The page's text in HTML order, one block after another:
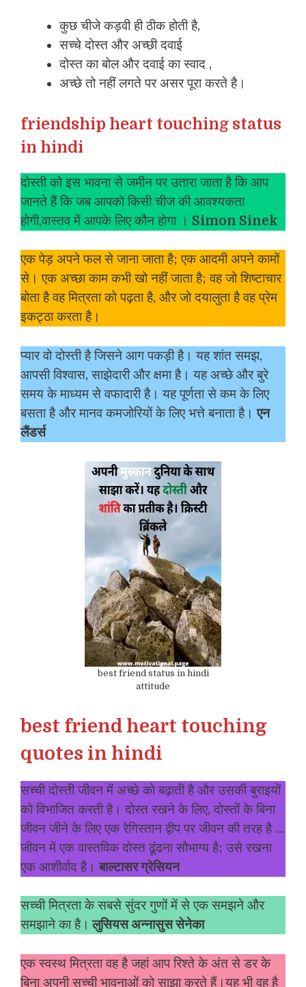
कुछ चीजे कड़वी ही ठीक होती है,
सच्चे दोस्त और अच्छी दवाई
दोस्त का बोल और दवाई का स्वाद ,
अच्छे तो नहीं लगते पर असर पूरा करते है।
friendship heart touching status
in hindi
दोस्ती को इस भावना से जमीन पर उतारा जाता है कि आप
जानते हैं कि जब आपको किसी चीज की आवश्यकता
होगी,वास्तव में आपके लिए कौन होगा । Simon Sinek
एक पेड़ अपने फल से जाना जाता है; एक आदमी अपने कामों
से। एक अच्छा काम कभी खो नहीं जाता है; वह जो शिष्टाचार
बोता है वह मित्रता को पढ़ता है, और जो दयालुता है वह प्रेम
इकट्ठा करता है।
प्यार वो दोस्ती है जिसने आग पकड़ी है। यह शांत समझ,
आपसी विश्वास, साझेदारी और क्षमा है। यह अच्छे और बुरे
समय के माध्यम से वफादारी है। यह पूर्णता से कम के लिए
बसता है और मानव कमजोरियों के लिए भत्ते बनाता है।एन
लैंडर्स
best friend status in hindi
attitude
best friend heart touching
quotes in hindi
सच्ची दोस्ती जीवन में अच्छे को बढ़ाती है और उसकी बुराइयों
को विभाजित करती है। दोस्त रखने के लिए, दोस्तों के बिना
जीवन जीने के लिए एक रेगिस्तान द्वीप पर जीवन की तरह है …
जीवन में एक वास्तविक दोस्त ढूंढना सौभाग्य है; उसे रखना
एक आशीर्वाद है।बाल्टासर ग्रेसियन
सच्ची मित्रता के सबसे सुंदर गुणों में से एक समझने और
समझाने का है। लुसियस अन्नासुस सेनेका
एक स्वस्थ मित्रता वह है जहां आप रिश्ते के अंत से डर के
बिना अपनी सच्ची भावनाओं को साझा करते हैं।यह भी वह है